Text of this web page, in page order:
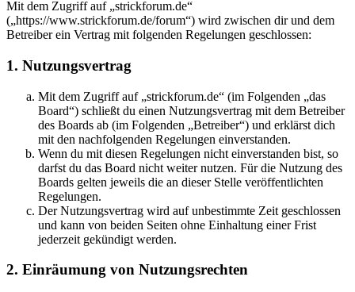
Mit dem Zugriff auf „strickforum.de“
(„https://www.strickforum.de/forum“) wird zwischen dir und dem
Betreiber ein Vertrag mit folgenden Regelungen geschlossen:
1. Nutzungsvertrag
Mit dem Zugriff auf „strickforum.de“ (im Folgenden „das
Board“) schließt du einen Nutzungsvertrag mit dem Betreiber
des Boards ab (im Folgenden „Betreiber“) und erklärst dich
mit den nachfolgenden Regelungen einverstanden.
Wenn du mit diesen Regelungen nicht einverstanden bist, so
darfst du das Board nicht weiter nutzen. Für die Nutzung des
Boards gelten jeweils die an dieser Stelle veröffentlichten
Regelungen.
Der Nutzungsvertrag wird auf unbestimmte Zeit geschlossen
und kann von beiden Seiten ohne Einhaltung einer Frist
jederzeit gekündigt werden.
2. Einräumung von Nutzungsrechten